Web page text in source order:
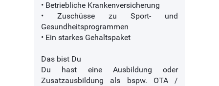
• Betriebliche Krankenversicherung
• Zuschüsse zu Sport- und
Gesundheitsprogrammen
• Ein starkes Gehaltspaket
Das bist Du
Du hast eine Ausbildung oder
Zusatzausbildung als bspw. OTA /